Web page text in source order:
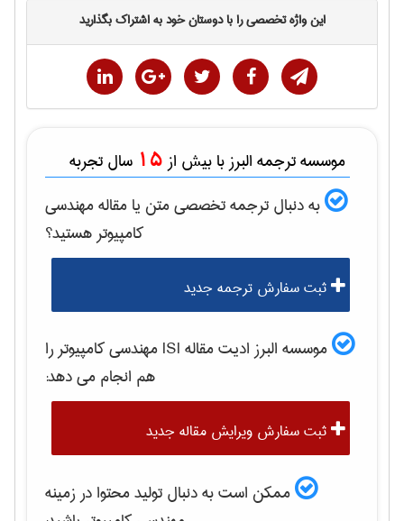
این واژه تخصصی را با دوستان خود به اشتراک بگذارید
موسسه ترجمه البرز با بیش از 15 سال تجربه
به دنبال ترجمه تخصصی متن یا مقالهمهندسی
كامپيوترهستید؟
ثبت سفارش ترجمه جدید
موسسه البرز ادیت مقاله ISI مهندسی كامپيوتررا
هم انجام می دهد:
ثبت سفارش ویرایش مقاله جدید
ممکن است به دنبال تولید محتوا در زمینه